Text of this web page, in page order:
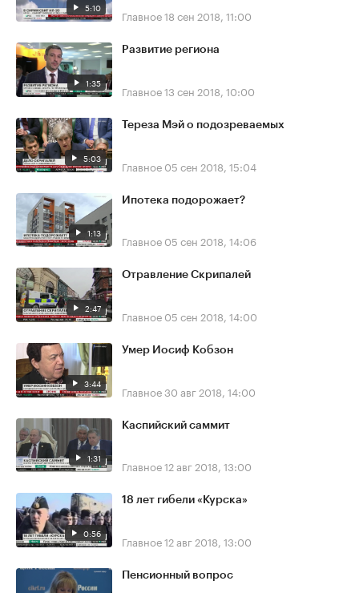
5:10 Главное18 сен 2018, 11:00
1:35
Развитие региона
Главное13 сен 2018, 10:00
5:03
Тереза Мэй о подозреваемых
Главное 05 сен 2018, 15:04
1:13
Ипотека подорожает?
Главное 05 сен 2018, 14:06
2:47
Отравление Скрипалей
Главное 05 сен 2018, 14:00
3:44
Умер Иосиф Кобзон
Главное30 авг 2018, 14:00
1:31
Каспийский саммит
Главное12 авг 2018, 13:00
0:56
18 лет гибели «Курска»
Главное12 авг 2018, 13:00
Пенсионный вопрос